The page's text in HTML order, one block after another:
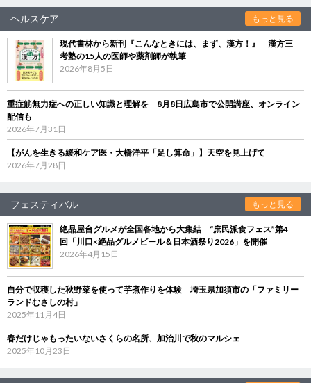
ヘルスケア もっと見る
現代書林から新刊『こんなときには、まず、漢方！』 漢方三
考塾の15人の医師や薬剤師が執筆
2026年8月5日
重症筋無力症への正しい知識と理解を 8月8日広島市で公開講座、オンライン
配信も
2026年7月31日
【がんを生きる緩和ケア医・大橋洋平「足し算命」】天空を見上げて
2026年7月28日
フェスティバル もっと見る
絶品屋台グルメが全国各地から大集結 “庶民派食フェス”第4
回「川口×絶品グルメビール＆日本酒祭り2026」を開催
2026年4月15日
自分で収穫した秋野菜を使って芋煮作りを体験 埼玉県加須市の「ファミリー
ランドむさしの村」
2025年11月4日
春だけじゃもったいないさくらの名所、加治川で秋のマルシェ
2025年10月23日